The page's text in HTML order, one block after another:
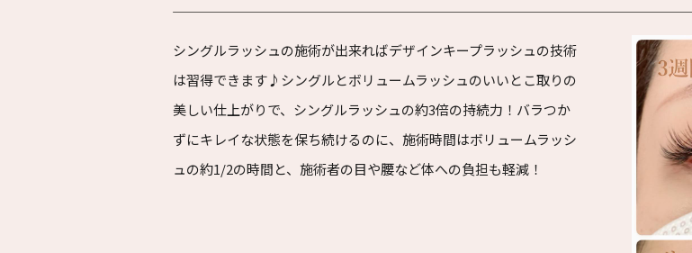
シングルラッシュの施術が出来ればデザインキープラッシュの技術
は習得できます♪シングルとボリュームラッシュのいいとこ取りの
美しい仕上がりで、シングルラッシュの約3倍の持続力！バラつか
ずにキレイな状態を保ち続けるのに、施術時間はボリュームラッシ
ュの約1/2の時間と、施術者の目や腰など体への負担も軽減！